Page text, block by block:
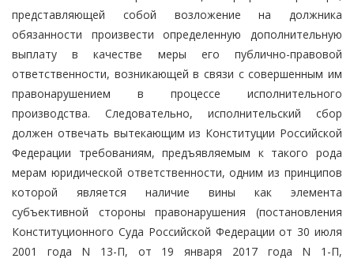
представляющей собой возложение на должника
обязанности произвести определенную дополнительную
выплату в качестве меры его публично-правовой
ответственности, возникающей в связи с совершенным им
правонарушением в процессе исполнительного
производства. Следовательно, исполнительский сбор
должен отвечать вытекающим из Конституции Российской
Федерации требованиям, предъявляемым к такого рода
мерам юридической ответственности, одним из принципов
которой является наличие вины как элемента
субъективной стороны правонарушения (постановления
Конституционного Суда Российской Федерации от 30 июля
2001 года N 13-П, от 19 января 2017 года N 1-П,